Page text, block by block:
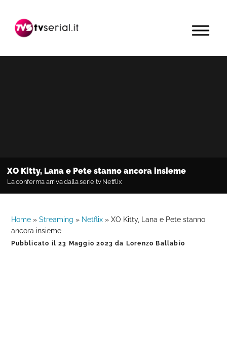
navigazione
contenuto
barra
primaria
MENU
XO Kitty, Lana e Pete stanno ancora insieme
La conferma arriva dalla serie tv Netflix
Home »Streaming » Netflix »XO Kitty, Lana e Pete stanno
ancora insieme
Pubblicato il23 Maggio 2023 da Lorenzo Ballabio